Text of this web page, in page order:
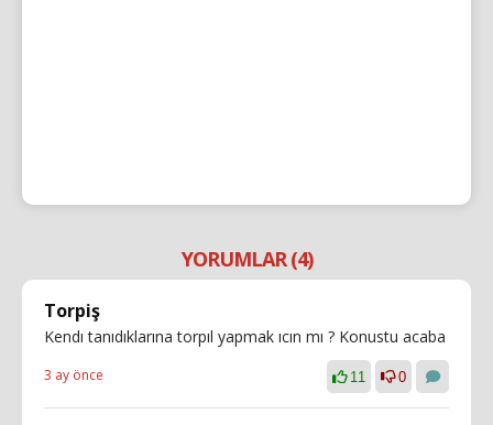
YORUMLAR (4)
Torpiş
Kendı tanıdıklarına torpıl yapmak ıcın mı ? Konustu acaba
3 ay önce 11 0